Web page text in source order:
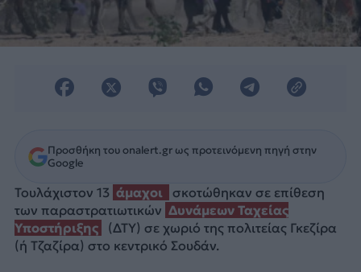
Προσθήκη του onalert.gr ως προτεινόμενη πηγή στην
Google
Τουλάχιστον 13 άμαχοι
σκοτώθηκαν σε επίθεση
των παραστρατιωτικών Δυνάμεων Ταχείας
Υποστήριξης
(ΔΤΥ) σε χωριό της πολιτείας Γκεζίρα
(ή Τζαζίρα) στο κεντρικό Σουδάν.